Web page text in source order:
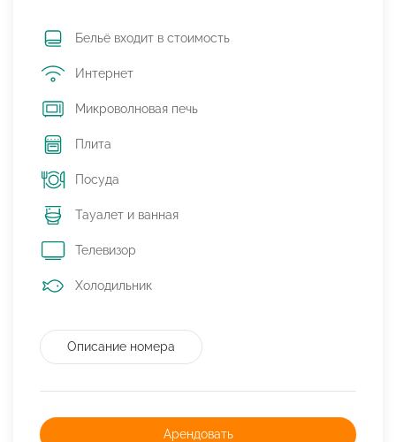
Бельё входит в стоимость
Интернет
Микроволновая печь
Плита
Посуда
Тауалет и ванная
Телевизор
Холодильник
Описание номера
Арендовать